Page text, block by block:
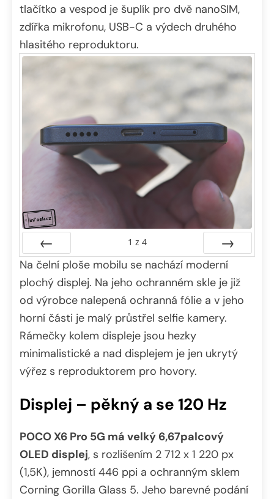
tlačítko a vespod je šuplík pro dvě nanoSIM,
zdířka mikrofonu, USB-C a výdech druhého
hlasitého reproduktoru.
Předchozí
1 z 4
Další
Na čelní ploše mobilu se nachází moderní
plochý displej. Na jeho ochranném skle je již
od výrobce nalepená ochranná fólie a v jeho
horní části je malý průstřel selfie kamery.
Rámečky kolem displeje jsou hezky
minimalistické a nad displejem je jen ukrytý
výřez s reproduktorem pro hovory.
Displej – pěkný a se 120 Hz
POCO X6 Pro 5G má velký 6,67palcový
OLED displej, s rozlišením 2 712 x 1 220 px
(1,5K), jemností 446 ppi a ochranným sklem
Corning Gorilla Glass 5. Jeho barevné podání